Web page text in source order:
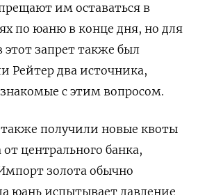
им оставаться в
по юаню в конце дня, но для
этот запрет также был
Рейтер два источника,
с этим вопросом.
получили новые квоты
центрального банка,
золота обычно
юань испытывает давление